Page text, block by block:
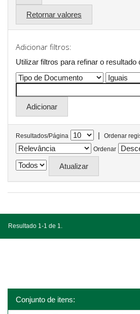
Retornar valores
Adicionar filtros:
Utilizar filtros para refinar o resultado
Resultados/Página |
Ordenar
Ordenar
Resultado 1-1 de 1.
Conjunto de itens: